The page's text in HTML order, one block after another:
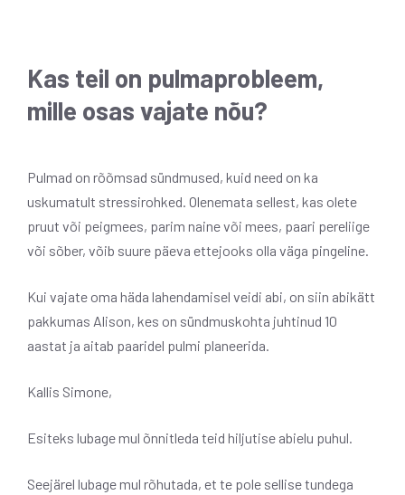
Kas teil on pulmaprobleem,
mille osas vajate nõu?
Pulmad on rõõmsad sündmused, kuid need on ka
uskumatult stressirohked. Olenemata sellest, kas olete
pruut või peigmees, parim naine või mees, paari pereliige
või sõber, võib suure päeva ettejooks olla väga pingeline.
Kui vajate oma häda lahendamisel veidi abi, on siin abikätt
pakkumas Alison, kes on sündmuskohta juhtinud 10
aastat ja aitab paaridel pulmi planeerida.
Kallis Simone,
Esiteks lubage mul õnnitleda teid hiljutise abielu puhul.
Seejärel lubage mul rõhutada, et te pole sellise tundega